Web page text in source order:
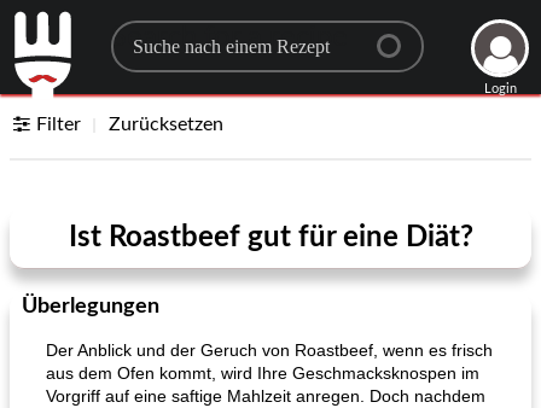
Search for a recipe
Login
Filter Zurücksetzen
Ist Roastbeef gut für eine Diät?
Überlegungen
Der Anblick und der Geruch von Roastbeef, wenn es frisch
aus dem Ofen kommt, wird Ihre Geschmacksknospen im
Vorgriff auf eine saftige Mahlzeit anregen. Doch nachdem